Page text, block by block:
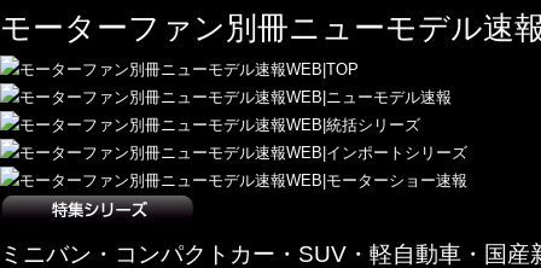
モーターファン別冊ニューモデル速
ミニバン・コンパクトカー・SUV・軽自動車・国